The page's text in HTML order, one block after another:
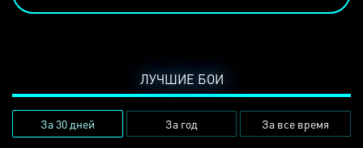
ЛУЧШИЕ БОИ
За 30 дней За год За все время